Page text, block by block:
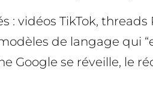
: vidéos TikTok, threads
de langage qui
Google se réveille, le